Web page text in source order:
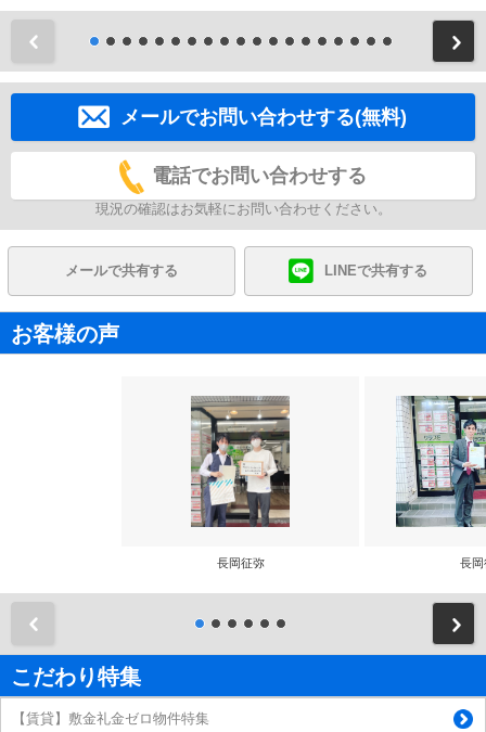
メールでお問い合わせする(無料)
電話でお問い合わせする
現況の確認はお気軽にお問い合わせください。
メールで共有する LINEで共有する
お客様の声
長岡征弥 長岡
こだわり特集
【賃貸】敷金礼金ゼロ物件特集